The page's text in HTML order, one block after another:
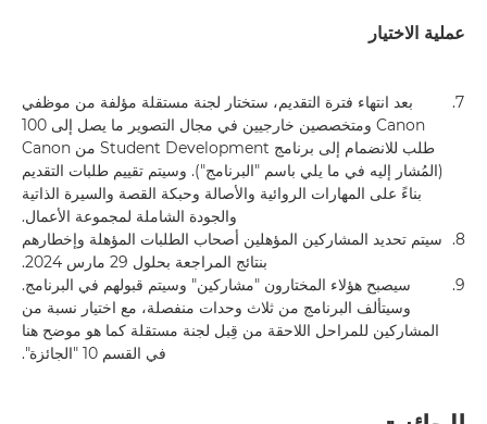
عملية الاختيار
7.
بعد انتهاء فترة التقديم، ستختار لجنة مستقلة مؤلفة من موظفي
Canon ومتخصصين خارجيين في مجال التصوير ما يصل إلى 100
طلب للانضمام إلى برنامج Student Development من Canon
(المُشار إليه في ما يلي باسم "البرنامج"). وسيتم تقييم طلبات التقديم
بناءً على المهارات الروائية والأصالة وحبكة القصة والسيرة الذاتية
والجودة الشاملة لمجموعة الأعمال.
8.
سيتم تحديد المشاركين المؤهلين أصحاب الطلبات المؤهلة وإخطارهم
بنتائج المراجعة بحلول 29 مارس 2024.
9.
سيصبح هؤلاء المختارون "مشاركين" وسيتم قبولهم في البرنامج.
وسيتألف البرنامج من ثلاث وحدات منفصلة، مع اختيار نسبة من
المشاركين للمراحل اللاحقة من قِبل لجنة مستقلة كما هو موضح هنا
في القسم 10 "الجائزة".